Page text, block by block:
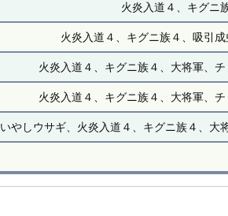
火炎入道４、キグニ
火炎入道４、キグニ族４、吸引
火炎入道４、キグニ族４、大将軍、
火炎入道４、キグニ族４、大将軍、
いやしウサギ、火炎入道４、キグニ族４、大